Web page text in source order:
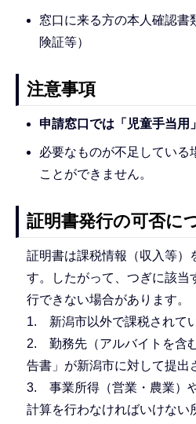
窓口に来る方の本人確認書
険証等）
注意事項
申請窓口では「児童手当用
必要なものが不足している
ことができません。
証明書発行の可否に
証明書は課税情報（収入等）
す。したがって、つぎに該当
行できない場合があります。
1. 新潟市以外で課税されて
2. 勤務先（アルバイトを含
告書」が新潟市に対して提出
3. 事業所得（営業・農業）
計算を行わなければいけない